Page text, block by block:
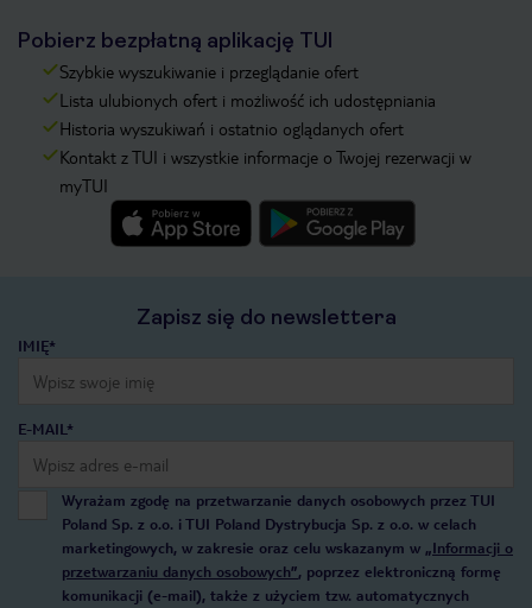
Pobierz bezpłatną aplikację TUI
Szybkie wyszukiwanie i przeglądanie ofert
Lista ulubionych ofert i możliwość ich udostępniania
Historia wyszukiwań i ostatnio oglądanych ofert
Kontakt z TUI i wszystkie informacje o Twojej rezerwacji w
myTUI
Zapisz się do newslettera
IMIĘ*
E-MAIL*
Wyrażam zgodę na przetwarzanie danych osobowych przez TUI
Poland Sp. z o.o. i TUI Poland Dystrybucja Sp. z o.o. w celach
marketingowych, w zakresie oraz celu wskazanym w „Informacji o
przetwarzaniu danych osobowych”, poprzez elektroniczną formę
komunikacji (e-mail), także z użyciem tzw. automatycznych